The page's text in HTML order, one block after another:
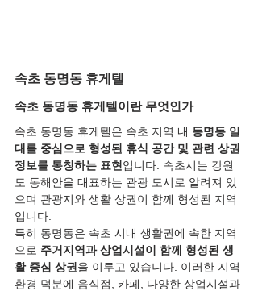
속초 동명동 휴게텔
속초 동명동 휴게텔이란 무엇인가
속초 동명동 휴게텔은 속초 지역 내 동명동 일
대를 중심으로 형성된 휴식 공간 및 관련 상권
정보를 통칭하는 표현 입니다. 속초시는 강원
도 동해안을 대표하는 관광 도시로 알려져 있
으며 관광지와 생활 상권이 함께 형성된 지역
입니다.
특히 동명동은 속초 시내 생활권에 속한 지역
으로 주거지역과 상업시설이 함께 형성된 생
활 중심 상권 을 이루고 있습니다. 이러한 지역
환경 덕분에 음식점, 카페, 다양한 상업시설과